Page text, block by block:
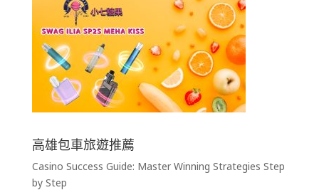
高雄包車旅遊推薦
Casino Success Guide: Master Winning Strategies Step
by Step